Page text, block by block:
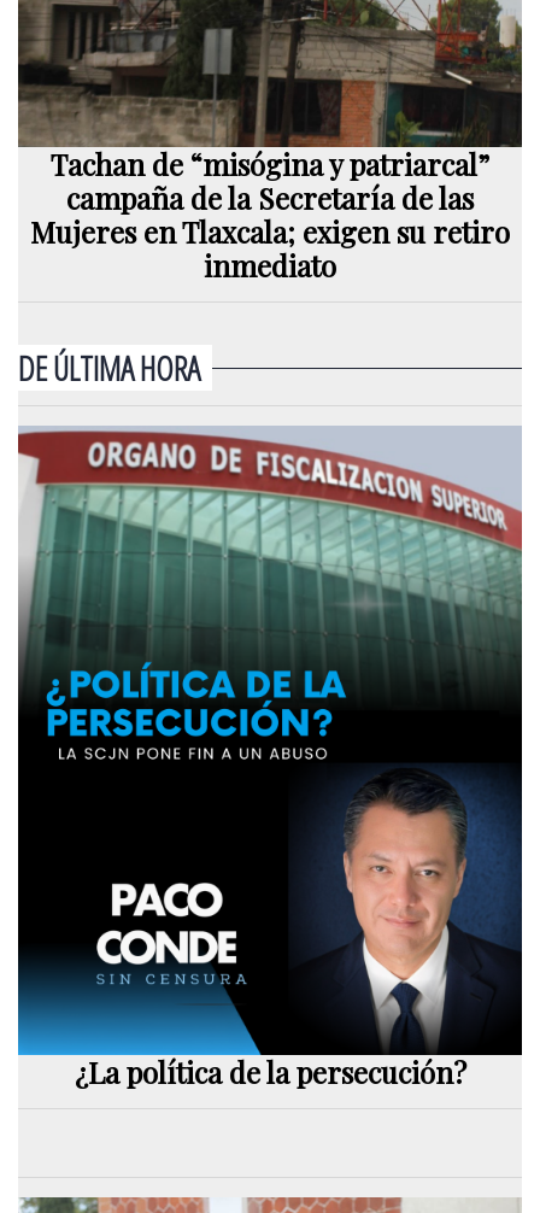
Tachan de “misógina y patriarcal”
campaña de la Secretaría de las
Mujeres en Tlaxcala; exigen su retiro
inmediato
DE ÚLTIMA HORA
¿La política de la persecución?